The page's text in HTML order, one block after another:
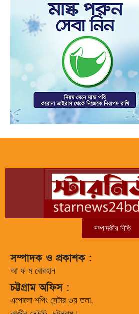
সম্পাদকীয় নীতি
সম্পাদক ও প্রকাশক :
আ ফ ম বোরহান
চট্টগ্রাম অফিস :
এপোলো শপিং সেন্টার ৩য় তলা,